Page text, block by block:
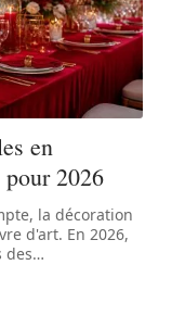
en
pour 2026
la décoration
d'art. En 2026,
des…